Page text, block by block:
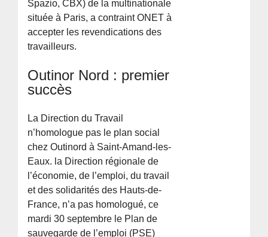
Spazio, CBX) de la multinationale
située à Paris, a contraint ONET à
accepter les revendications des
travailleurs.
Outinor Nord : premier
succès
La Direction du Travail
n’homologue pas le plan social
chez Outinord à Saint-Amand-les-
Eaux. la Direction régionale de
l’économie, de l’emploi, du travail
et des solidarités des Hauts-de-
France, n’a pas homologué, ce
mardi 30 septembre le Plan de
sauvegarde de l’emploi (PSE)